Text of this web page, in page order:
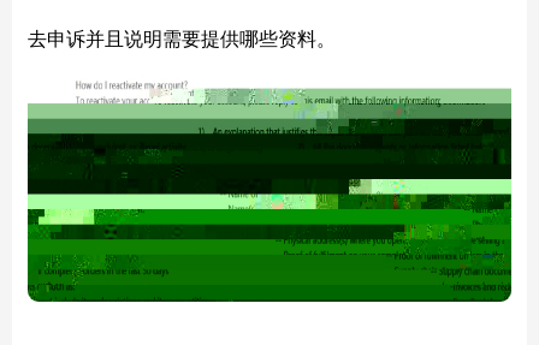
去申诉并且说明需要提供哪些资料。